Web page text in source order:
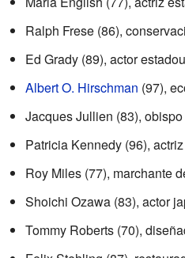
Ralph Frese (86),
Ed Grady (89), actor
Albert O. Hirschman (97),
Jacques Jullien (83),
Patricia Kennedy (96),
Roy Miles (77), marchante
Shoichi Ozawa (83), actor
Tommy Roberts (70),